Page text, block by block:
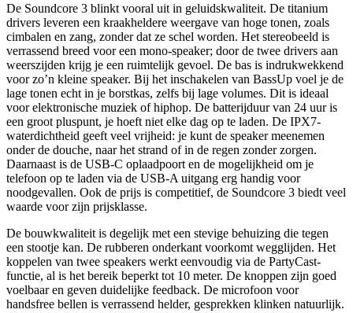
De Soundcore 3 blinkt vooral uit in geluidskwaliteit. De titanium
drivers leveren een kraakheldere weergave van hoge tonen, zoals
cimbalen en zang, zonder dat ze schel worden. Het stereobeeld is
verrassend breed voor een mono-speaker; door de twee drivers aan
weerszijden krijg je een ruimtelijk gevoel. De bas is indrukwekkend
voor zo’n kleine speaker. Bij het inschakelen van BassUp voel je de
lage tonen echt in je borstkas, zelfs bij lage volumes. Dit is ideaal
voor elektronische muziek of hiphop. De batterijduur van 24 uur is
een groot pluspunt, je hoeft niet elke dag op te laden. De IPX7-
waterdichtheid geeft veel vrijheid: je kunt de speaker meenemen
onder de douche, naar het strand of in de regen zonder zorgen.
Daarnaast is de USB-C oplaadpoort en de mogelijkheid om je
telefoon op te laden via de USB-A uitgang erg handig voor
noodgevallen. Ook de prijs is competitief, de Soundcore 3 biedt veel
waarde voor zijn prijsklasse.
De bouwkwaliteit is degelijk met een stevige behuizing die tegen
een stootje kan. De rubberen onderkant voorkomt wegglijden. Het
koppelen van twee speakers werkt eenvoudig via de PartyCast-
functie, al is het bereik beperkt tot 10 meter. De knoppen zijn goed
voelbaar en geven duidelijke feedback. De microfoon voor
handsfree bellen is verrassend helder, gesprekken klinken natuurlijk.